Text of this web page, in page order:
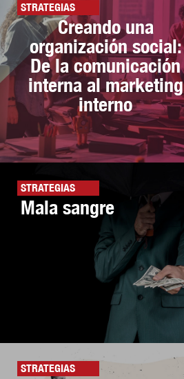
STRATEGIAS
Creando una
organización social:
De la comunicación
interna al marketing
interno
STRATEGIAS
Mala sangre
STRATEGIAS